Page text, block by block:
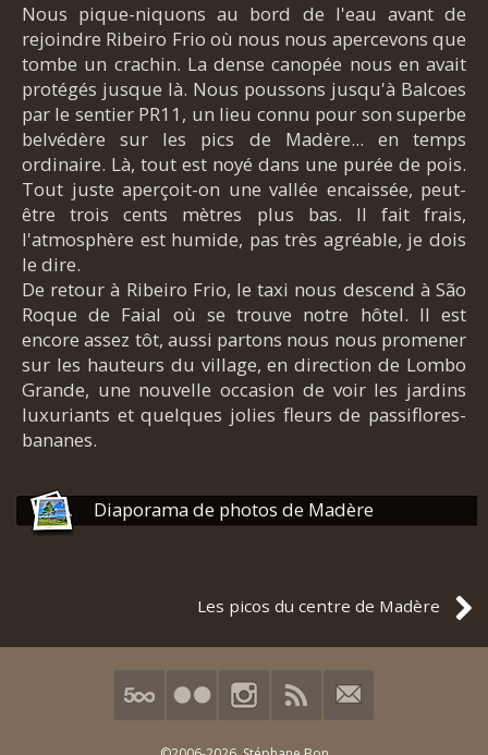
Nous pique-niquons au bord de l'eau avant de
rejoindre Ribeiro Frio où nous nous apercevons que
tombe un crachin. La dense canopée nous en avait
protégés jusque là. Nous poussons jusqu'à Balcoes
par le sentier PR11, un lieu connu pour son superbe
belvédère sur les pics de Madère... en temps
ordinaire. Là, tout est noyé dans une purée de pois.
Tout juste aperçoit-on une vallée encaissée, peut-
être trois cents mètres plus bas. Il fait frais,
l'atmosphère est humide, pas très agréable, je dois
le dire.
De retour à Ribeiro Frio, le taxi nous descend à São
Roque de Faial où se trouve notre hôtel. Il est
encore assez tôt, aussi partons nous nous promener
sur les hauteurs du village, en direction de Lombo
Grande, une nouvelle occasion de voir les jardins
luxuriants et quelques jolies fleurs de passiflores-
bananes.
Diaporama de photos de Madère
Les picos du centre de Madère